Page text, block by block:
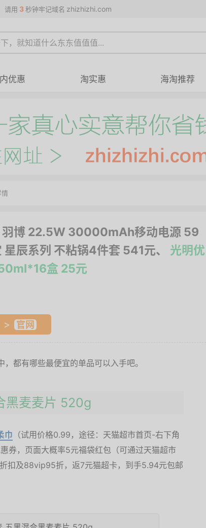
请用 3 秒钟牢记域名 zhizhizhi.com
优惠 淘实惠 海淘推荐
情
羽博 22.5W 30000mAh移动电源 59
星辰系列 不粘锅4件套 541元、
光明优
盒 25元
>
都有哪些最便宜的单品可以入手吧。
黑麦麦片 520g
巾 （试用价格0.99，途径：天猫超市首页-右下角
券，页面大概率5元福袋红包（可通过天猫超市
扣及88vip95折，返7元猫超卡，到手5.94元包邮